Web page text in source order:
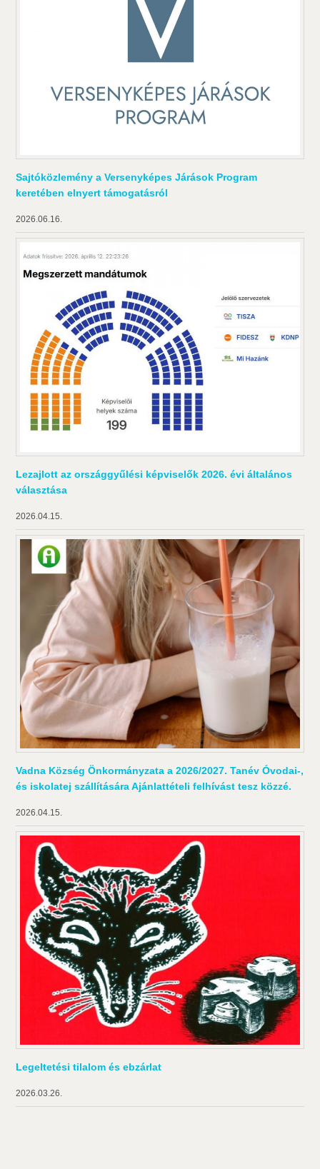
Sajtóközlemény a Versenyképes Járások Program
keretében elnyert támogatásról
2026.06.16.
Lezajlott az országgyűlési képviselők 2026. évi általános
választása
2026.04.15.
Vadna Község Önkormányzata a 2026/2027. Tanév Óvodai-,
és iskolatej szállítására Ajánlattételi felhívást tesz közzé.
2026.04.15.
Legeltetési tilalom és ebzárlat
2026.03.26.